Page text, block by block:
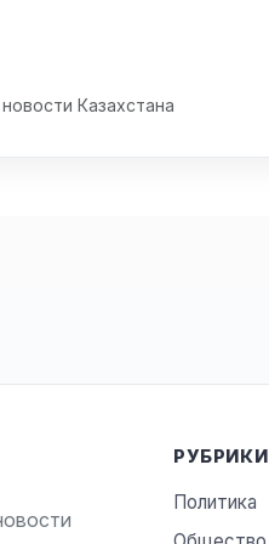
Казахстана
РУБРИКИ
Политика